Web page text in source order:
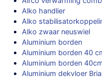
Alko handlier
Alko
Alko zwaar neuswiel
Aluminium borden
Aluminium borden 40
Aluminium borden
Aluminium dekvloer